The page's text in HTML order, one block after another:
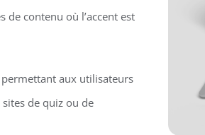
de contenu où l’accent est
aux utilisateurs
de quiz ou de